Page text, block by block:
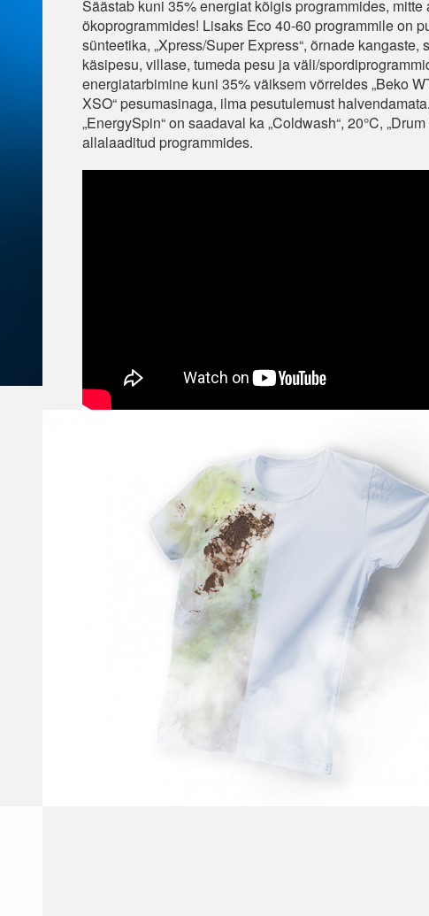
Säästab kuni 35% energiat kõigis programmides, mitte
ökoprogrammides! Lisaks Eco 40-60 programmile on
sünteetika, „Xpress/Super Express“, õrnade kangaste,
käsipesu, villase, tumeda pesu ja väli/
energiatarbimine kuni 35% väiksem võrreldes „Beko
XSO“ pesumasinaga, ilma pesutulemust halvendamata.
„EnergySpin“ on saadaval ka „Coldwash“, 20°C,
allalaaditud programmides.